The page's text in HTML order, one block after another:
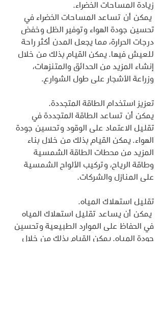
زيادة المساحات الخضراء.
يمكن أن تساعد المساحات الخضراء في
تحسين جودة الهواء وتوفير الظل وخفض
درجات الحرارة، مما يجعل المدن أكثر راحة
للعيش فيها. يمكن القيام بذلك من خلال
إنشاء المزيد من الحدائق والمتنزهات،
وزراعة الأشجار على طول الشوارع.
تعزيز استخدام الطاقة المتجددة.
يمكن أن تساعد الطاقة المتجددة في
تقليل الاعتماد على الوقود وتحسين جودة
الهواء. يمكن القيام بذلك من خلال بناء
المزيد من محطات الطاقة الشمسية
وطاقة الرياح، وتركيب الألواح الشمسية
على المنازل والشركات.
تقليل استهلاك المياه.
يمكن أن يساعد تقليل استهلاك المياه
في الحفاظ على الموارد الطبيعية وتحسين
جودة المياه. يمكن القيام بذلك من خلال